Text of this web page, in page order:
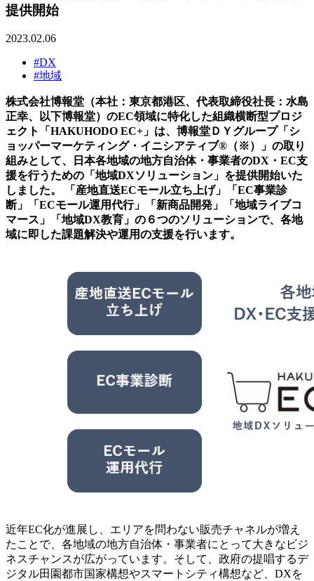
提供開始
2023.02.06
#DX
#地域
株式会社博報堂（本社：東京都港区、代表取締役社長：水島
正幸、以下博報堂）のEC領域に特化した組織横断型プロジ
ェクト「HAKUHODO EC+」は、博報堂ＤＹグループ「シ
ョッパーマーケティング・イニシアティブ®（※）」の取り
組みとして、日本各地域の地方自治体・事業者のDX・EC支
援を行うための「地域DXソリューション」を提供開始いた
しました。 「産地直送ECモール立ち上げ」「EC事業診
断」「ECモール運用代行」「新商品開発」「地域ライブコ
マース」「地域DX教育」の６つのソリューションで、各地
域に即した課題解決や運用の支援を行います。
近年EC化が進展し、エリアを問わない販売チャネルが増え
たことで、各地域の地方自治体・事業者にとって大きなビジ
ネスチャンスが広がっています。そして、政府の提唱するデ
ジタル田園都市国家構想やスマートシティ構想など、DXを